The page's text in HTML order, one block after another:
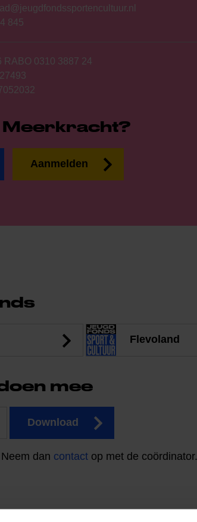
845
RABO 0310 3887 24
Meerkracht?
Aanmelden
Flevoland
mee
Download
dan contact op met de coördinator.